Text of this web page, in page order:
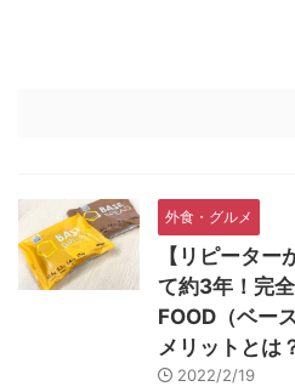
外食・グルメ
【リピータ
て約3年！完
FOOD（ベー
メリットとは
2022/2/19